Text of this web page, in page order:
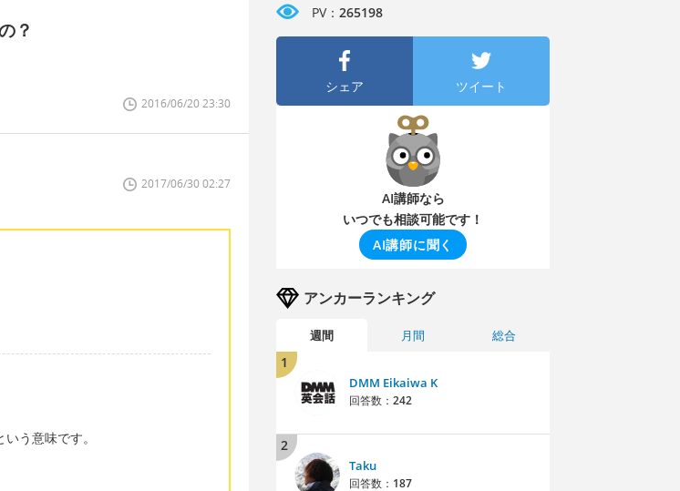
？
2016/06/20 23:30
2017/06/30 02:27
う意味です。
PV： 265198
シェア ツイート
AI講師なら
いつでも相談可能です！
AI講師に聞く
アンカーランキング
週間 月間 総合
1
DMM Eikaiwa K
回答数： 242
2
Taku
回答数： 187